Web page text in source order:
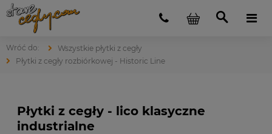
Wszystkie płytki z cegły
Płytki z cegły rozbiórkowej - Historic Line
Płytki z cegły - lico klasyczne
industrialne